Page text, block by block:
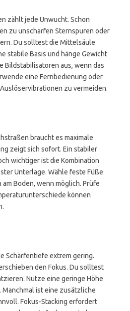
zählt jede Unwucht. Schon
zu unscharfen Sternspuren oder
Du solltest die Mittelsäule
stabile Basis und hänge Gewicht
Bildstabilisatoren aus, wenn das
eine Fernbedienung oder
zu vermeiden.
braucht es maximale
zeigt sich sofort. Ein stabiler
wichtiger ist die Kombination
Unterlage. Wähle feste Füße
Boden, wenn möglich. Prüfe
können
Schärfentiefe extrem gering.
den Fokus. Du solltest
Nutze eine geringe Höhe
ist eine zusätzliche
Fokus-Stacking erfordert